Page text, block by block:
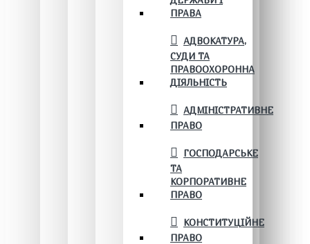
ПРАВА
АДВОКАТУРА,
СУДИ ТА
ПРАВООХОРОННА
ДІЯЛЬНІСТЬ
АДМІНІСТРАТИВНЕ
ПРАВО
ГОСПОДАРСЬКЕ
ТА
КОРПОРАТИВНЕ
ПРАВО
КОНСТИТУЦІЙНЕ
ПРАВО